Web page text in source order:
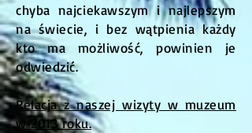
chyba najciekawszym i najlepszym
na świecie, i bez wątpienia każdy
kto ma możliwość, powinien je
odwiedzić.
Relacja z naszej wizyty w muzeum
w 2013 roku.